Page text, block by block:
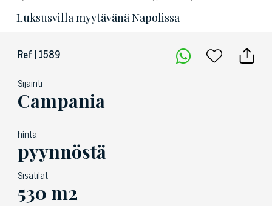
Luksusvilla myytävänä Napolissa
Ref | 1589
Sijainti
Campania
hinta
pyynnöstä
Sisätilat
530 m2